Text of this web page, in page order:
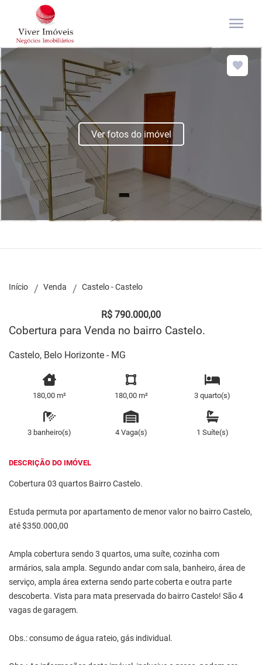
menu
Ver fotos do imóvel
Início Venda Castelo - Castelo
R$ 790.000,00
Cobertura para Venda no bairro Castelo.
Castelo, Belo Horizonte - MG
180,00 m² 180,00 m² 3 quarto(s)
3 banheiro(s) 4 Vaga(s) 1 Suíte(s)
DESCRIÇÃO DO IMÓVEL
Cobertura 03 quartos Bairro Castelo.
Estuda permuta por apartamento de menor valor no bairro Castelo,
até $350.000,00
Ampla cobertura sendo 3 quartos, uma suíte, cozinha com
armários, sala ampla. Segundo andar com sala, banheiro, área de
serviço, ampla área externa sendo parte coberta e outra parte
descoberta. Vista para mata preservada do bairro Castelo! São 4
vagas de garagem.
Obs.: consumo de água rateio, gás individual.